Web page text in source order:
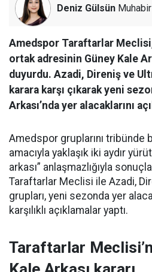
Deniz Gülsün Muhabir
Amedspor Taraftarlar
ortak adresinin Güney Kale
duyurdu. Azadi, Direniş ve
karara karşı çıkarak yeni
Arkası’nda yer alacaklarını
Amedspor gruplarını tribünde
amacıyla yaklaşık iki aydır
arkası” anlaşmazlığıyla
Taraftarlar Meclisi ile Azadi,
grupları, yeni sezonda yer
karşılıklı açıklamalar yaptı.
Taraftarlar